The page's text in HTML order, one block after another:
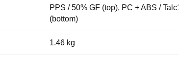
PPS / 50% GF (top), PC + ABS /
(bottom)
1.46 kg